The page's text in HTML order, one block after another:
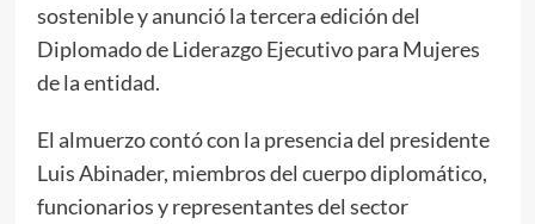
sostenible y anunció la tercera edición del
Diplomado de Liderazgo Ejecutivo para Mujeres
de la entidad.
El almuerzo contó con la presencia del presidente
Luis Abinader, miembros del cuerpo diplomático,
funcionarios y representantes del sector